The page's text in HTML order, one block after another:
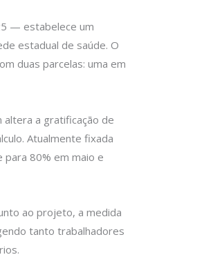
— estabelece um
estadual de saúde. O
duas parcelas: uma em
a gratificação de
Atualmente fixada
80% em maio e
ao projeto, a medida
tanto trabalhadores